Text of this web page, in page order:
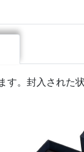
す。封入された